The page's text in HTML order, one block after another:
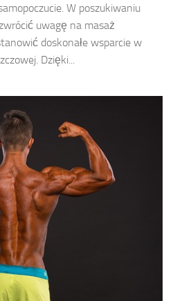
W poszukiwaniu
uwagę na masaż
doskonałe wsparcie w
Dzięki...